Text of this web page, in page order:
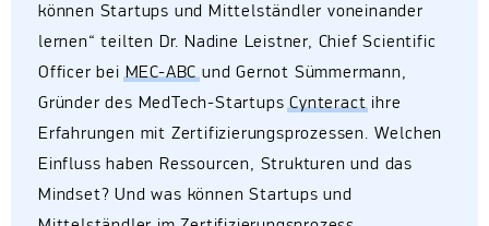
können Startups und Mittelständler voneinander
lernen“ teilten Dr. Nadine Leistner, Chief Scientific
Officer beiMEC-ABCund Gernot Sümmermann,
Gründer des MedTech-StartupsCynteractihre
Erfahrungen mit Zertifizierungsprozessen. Welchen
Einfluss haben Ressourcen, Strukturen und das
Mindset? Und was können Startups und